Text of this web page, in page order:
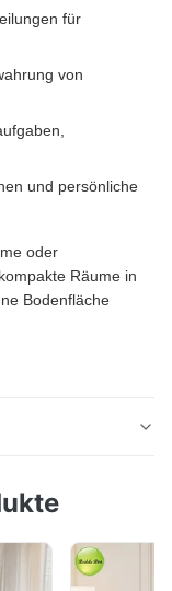
für
von
und persönliche
oder
Räume in
Bodenfläche
Dachbett mit
kombiniert einen